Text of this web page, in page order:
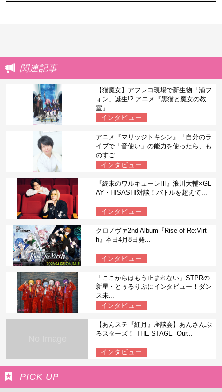
関連記事
【猫魔女】アフレコ現場で新生物「浦フ
ォン」誕生!? アニメ『黒猫と魔女の教
室』...
インタビュー
アニメ『マリッジトキシン』「自分のラ
イブで「音使い」の能力を使ったら、も
のすご...
インタビュー
『終末のワルキューレⅢ』浪川大輔×GL
AY・HISASHI対談！バトルを超えて...
インタビュー
クロノヴァ2nd Album『Rise of Re:Virt
h』本日4月8日発...
インタビュー
「ここからはもう止まれない」STPRの
新星・とぅるりぷにインタビュー！ダン
ス未...
インタビュー
【あんステ『紅月』座談会】あんさんぶ
るスターズ！ THE STAGE -Our...
インタビュー
PICK UP